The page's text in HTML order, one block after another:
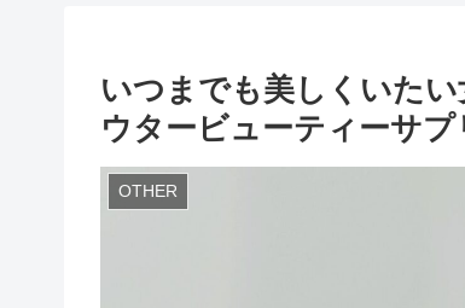
いつまでも美しくいた
ウタービューティーサ
OTHER